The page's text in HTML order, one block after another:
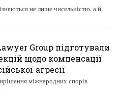
не лише чисельністю, а й
Group підготували
щодо компенсації
агресії
міжнародних спорів